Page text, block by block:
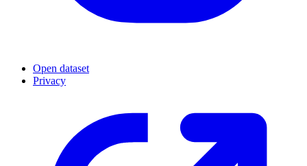
Open dataset
Privacy